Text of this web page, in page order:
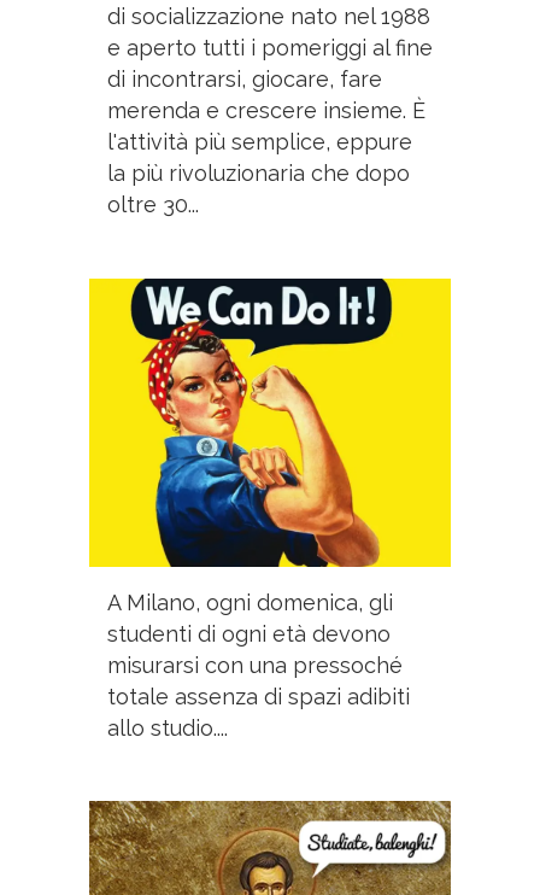
di socializzazione nato nel 1988
e aperto tutti i pomeriggi al fine
di incontrarsi, giocare, fare
merenda e crescere insieme. È
l'attività più semplice, eppure
la più rivoluzionaria che dopo
oltre 30...
A Milano, ogni domenica, gli
studenti di ogni età devono
misurarsi con una pressoché
totale assenza di spazi adibiti
allo studio....